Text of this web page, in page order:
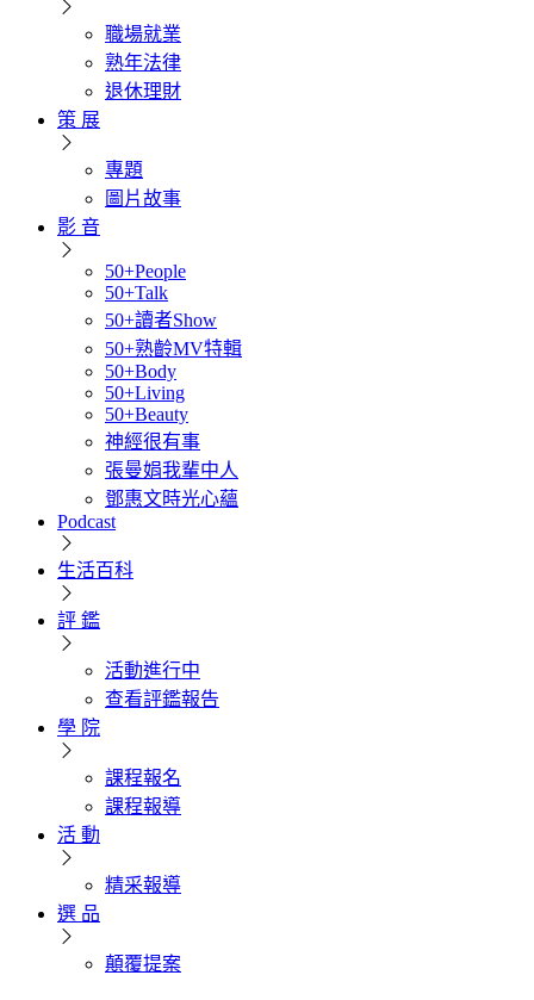
職場就業
熟年法律
退休理財
策 展
專題
圖片故事
影 音
50+People
50+Talk
50+讀者Show
50+熟齡MV特輯
50+Body
50+Living
50+Beauty
神經很有事
張曼娟我輩中人
鄧惠文時光心蘊
Podcast
生活百科
評 鑑
活動進行中
查看評鑑報告
學 院
課程報名
課程報導
活 動
精采報導
選 品
顛覆提案